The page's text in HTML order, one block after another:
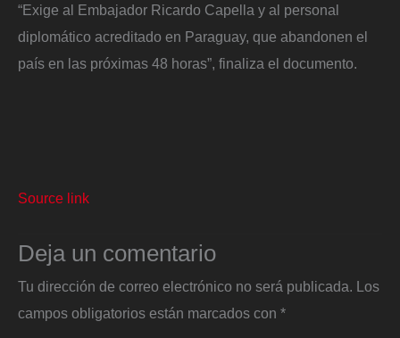
“Exige al Embajador Ricardo Capella y al personal
diplomático acreditado en Paraguay, que abandonen el
país en las próximas 48 horas”, finaliza el documento.
Source link
Deja un comentario
Tu dirección de correo electrónico no será publicada. Los
campos obligatorios están marcados con *